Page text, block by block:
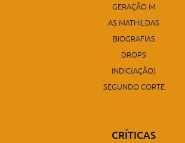
GERAÇÃO M
AS MATHILDAS
BIOGRAFIAS
DROPS
INDIC(AÇÃO)
SEGUNDO CORTE
CRÍTICAS